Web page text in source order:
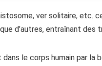
ver solitaire, etc.
que d’autres, entraînant des
le corps humain par la